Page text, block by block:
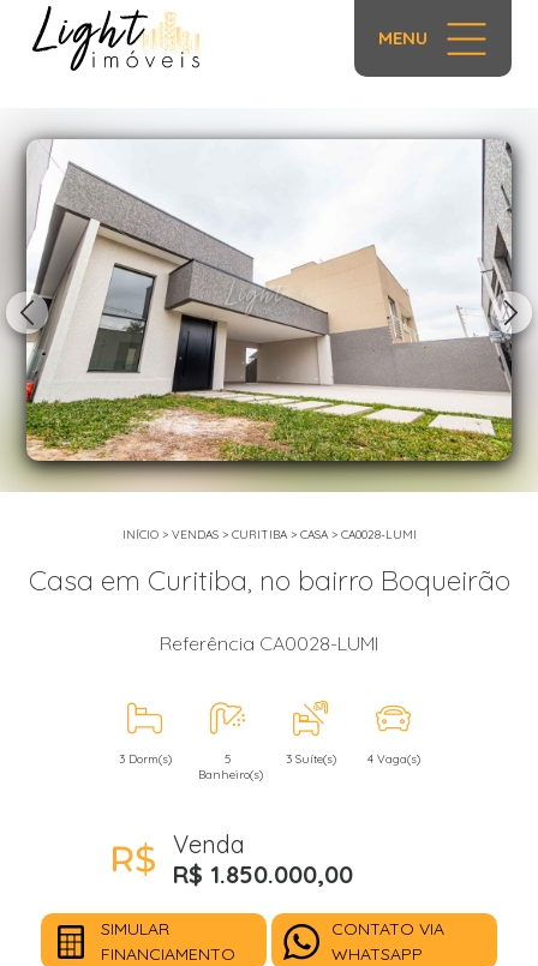
MENU
INÍCIO> VENDAS> CURITIBA> CASA> CA0028-LUMI
Casa em Curitiba, no bairro Boqueirão
Referência CA0028-LUMI
3 Dorm(s)
5
Banheiro(s)
3 Suíte(s) 4 Vaga(s)
Venda
R$ 1.850.000,00
SIMULAR
FINANCIAMENTO
CONTATO VIA
WHATSAPP